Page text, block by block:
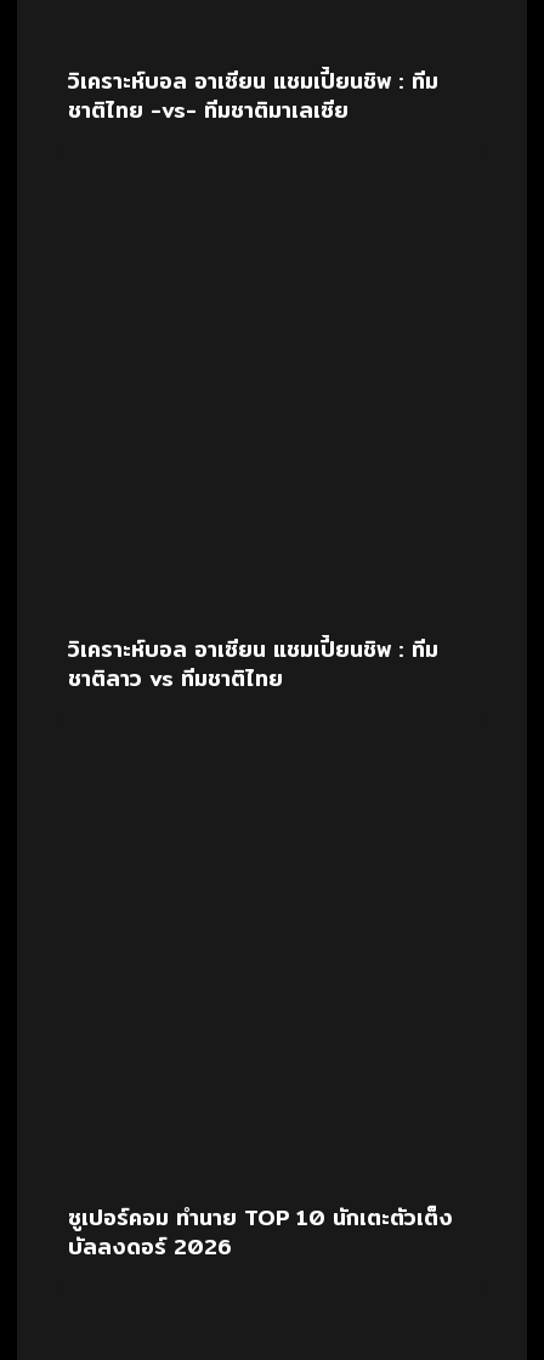
วิเคราะห์บอล อาเซียน แชมเปี้ยนชิพ : ทีม
ชาติไทย -vs- ทีมชาติมาเลเซีย
วิเคราะห์บอล อาเซียน แชมเปี้ยนชิพ : ทีม
ชาติลาว vs ทีมชาติไทย
ซูเปอร์คอม ทำนาย TOP 10 นักเตะตัวเต็ง
บัลลงดอร์ 2026